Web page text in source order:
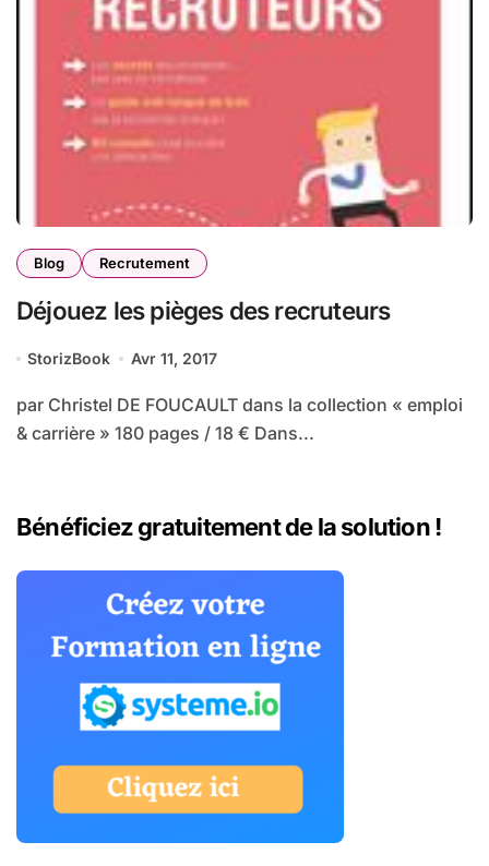
Blog Recrutement
Déjouez les pièges des recruteurs
StorizBook Avr 11, 2017
par Christel DE FOUCAULT dans la collection « emploi
& carrière » 180 pages / 18 € Dans...
Bénéficiez gratuitement de la solution !